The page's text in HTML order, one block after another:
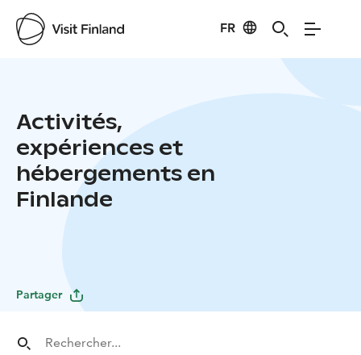
FR
Activités,
expériences et
hébergements en
Finlande
Partager